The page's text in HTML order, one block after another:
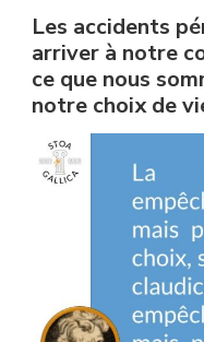
Les accidents
arriver à notre
ce que nous
notre choix de